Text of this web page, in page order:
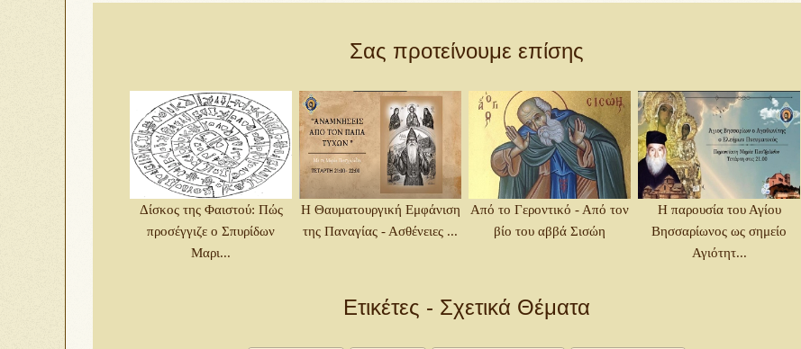
Σας προτείνουμε επίσης
Δίσκος της Φαιστού: Πώς
προσέγγιζε ο Σπυρίδων
Μαρι...
Η Θαυματουργική Εμφάνιση
της Παναγίας - Ασθένειες ...
Από το Γεροντικό - Από τον
βίο του αββά Σισώη
Η παρουσία του Αγίου
Βησσαρίωνος ως σημείο
Αγιότητ...
Ετικέτες - Σχετικά Θέματα